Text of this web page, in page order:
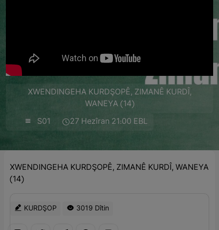
XWENDINGEHA KURDŞOPÊ, ZIMANÊ KURDÎ,
WANEYA (14)
S01
27 Hezîran 21:00 EBL
XWENDINGEHA KURDŞOPÊ, ZIMANÊ KURDÎ, WANEYA
(14)
KURDŞOP 3019 Dîtin